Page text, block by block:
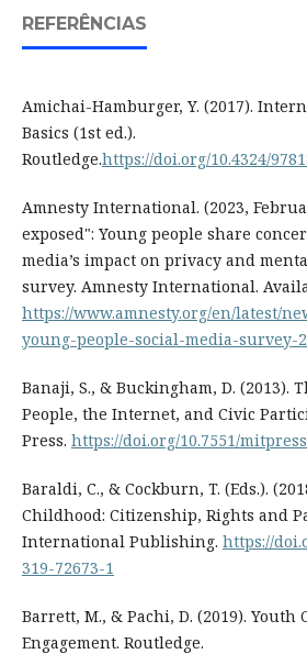
REFERÊNCIAS
Amichai-Hamburger, Y. (2017).
Basics (1st ed.).
Routledge.https://doi.org/10.4324/
Amnesty International. (2023,
exposed": Young people share
media’s impact on privacy and
survey. Amnesty International.
https://www.amnesty.org/en/latest/
young-people-social-media-survey-
Banaji, S., & Buckingham, D. (2013).
People, the Internet, and Civic
Press. https://doi.org/10.7551/
Baraldi, C., & Cockburn, T. (Eds.).
Childhood: Citizenship, Rights and
International Publishing. https://
319-72673-1
Barrett, M., & Pachi, D. (2019).
Engagement. Routledge.